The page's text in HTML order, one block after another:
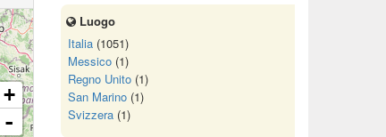
+
-
Luogo
Italia(1051)
Messico(1)
Regno Unito(1)
San Marino(1)
Svizzera(1)
15